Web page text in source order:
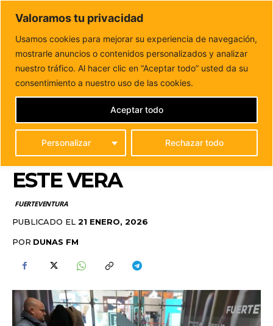
Valoramos tu privacidad
Usamos cookies para mejorar su experiencia de navegación,
mostrarle anuncios o contenidos personalizados y analizar
nuestro tráfico. Al hacer clic en “Aceptar todo” usted da su
consentimiento a nuestro uso de las cookies.
Personalizar Rechazar todo
Aceptar todo
DUNAS FM
Tu informacion de forma cercana
Inicio FUERTEVENTURA
Fuerteventura confirma en FITUR
una conexión aérea directa con Rumanía este vera
FUERTEVENTURA
CONFIRMA EN FITUR
UNA CONEXIÓN AÉREA
DIRECTA CON RUMANÍA
ESTE VERA
FUERTEVENTURA
PUBLICADO EL 21 ENERO, 2026
POR DUNAS FM